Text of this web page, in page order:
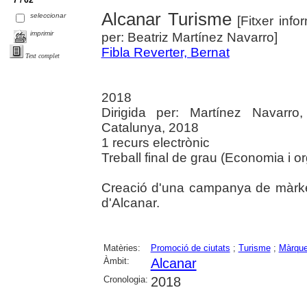
seleccionar
imprimir
Text complet
Alcanar Turisme[Fitxer
per: Beatriz Martínez Navarro]
Fibla Reverter, Bernat
2018
Dirigida per: Martínez
Catalunya, 2018
1 recurs electrònic
Treball final de grau (Economia i
Creació d'una campanya de
d'Alcanar.
Matèries: Promoció de ciutats ; Turisme;
Àmbit:
Alcanar
Cronologia: 2018